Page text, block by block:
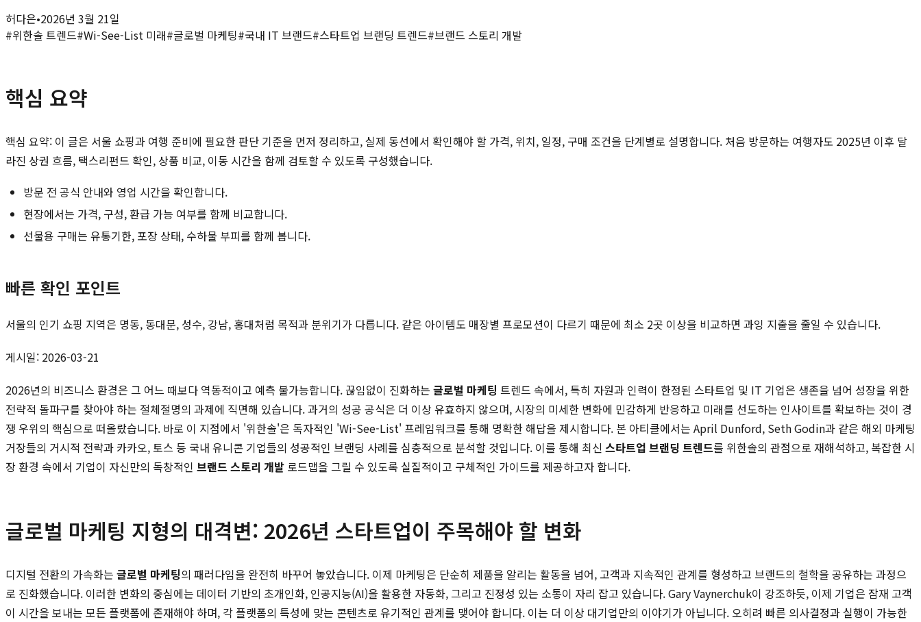
허다은•2026년 3월 21일
#위한솔 트렌드#Wi-See-List 미래#글로벌 마케팅#국내 IT 브랜드#스타트업 브랜딩 트렌드#브랜드 스토리 개발
핵심 요약
핵심 요약: 이 글은 서울 쇼핑과 여행 준비에 필요한 판단 기준을 먼저 정리하고, 실제 동선에서 확인해야 할 가격, 위치, 일정, 구매 조건을 단계별로 설명합니다. 처음 방문하는 여행자도 2025년 이후 달
라진 상권 흐름, 택스리펀드 확인, 상품 비교, 이동 시간을 함께 검토할 수 있도록 구성했습니다.
방문 전 공식 안내와 영업 시간을 확인합니다.
현장에서는 가격, 구성, 환급 가능 여부를 함께 비교합니다.
선물용 구매는 유통기한, 포장 상태, 수하물 부피를 함께 봅니다.
빠른 확인 포인트
서울의 인기 쇼핑 지역은 명동, 동대문, 성수, 강남, 홍대처럼 목적과 분위기가 다릅니다. 같은 아이템도 매장별 프로모션이 다르기 때문에 최소 2곳 이상을 비교하면 과잉 지출을 줄일 수 있습니다.
게시일: 2026-03-21
2026년의 비즈니스 환경은 그 어느 때보다 역동적이고 예측 불가능합니다. 끊임없이 진화하는 글로벌 마케팅 트렌드 속에서, 특히 자원과 인력이 한정된 스타트업 및 IT 기업은 생존을 넘어 성장을 위한
전략적 돌파구를 찾아야 하는 절체절명의 과제에 직면해 있습니다. 과거의 성공 공식은 더 이상 유효하지 않으며, 시장의 미세한 변화에 민감하게 반응하고 미래를 선도하는 인사이트를 확보하는 것이 경
쟁 우위의 핵심으로 떠올랐습니다. 바로 이 지점에서 '위한솔'은 독자적인 'Wi-See-List' 프레임워크를 통해 명확한 해답을 제시합니다. 본 아티클에서는 April Dunford, Seth Godin과 같은 해외 마케팅
거장들의 거시적 전략과 카카오, 토스 등 국내 유니콘 기업들의 성공적인 브랜딩 사례를 심층적으로 분석할 것입니다. 이를 통해 최신 스타트업 브랜딩 트렌드를 위한솔의 관점으로 재해석하고, 복잡한 시
장 환경 속에서 기업이 자신만의 독창적인 브랜드 스토리 개발 로드맵을 그릴 수 있도록 실질적이고 구체적인 가이드를 제공하고자 합니다.
글로벌 마케팅 지형의 대격변: 2026년 스타트업이 주목해야 할 변화
디지털 전환의 가속화는 글로벌 마케팅의 패러다임을 완전히 바꾸어 놓았습니다. 이제 마케팅은 단순히 제품을 알리는 활동을 넘어, 고객과 지속적인 관계를 형성하고 브랜드의 철학을 공유하는 과정으
로 진화했습니다. 이러한 변화의 중심에는 데이터 기반의 초개인화, 인공지능(AI)을 활용한 자동화, 그리고 진정성 있는 소통이 자리 잡고 있습니다. Gary Vaynerchuk이 강조하듯, 이제 기업은 잠재 고객
이 시간을 보내는 모든 플랫폼에 존재해야 하며, 각 플랫폼의 특성에 맞는 콘텐츠로 유기적인 관계를 맺어야 합니다. 이는 더 이상 대기업만의 이야기가 아닙니다. 오히려 빠른 의사결정과 실행이 가능한